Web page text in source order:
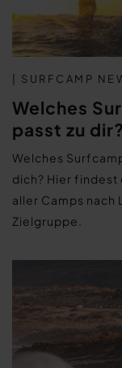
| SURFCAMP
Welches
passt zu
Welches
dich? Hier findest
aller Camps nach
Zielgruppe.